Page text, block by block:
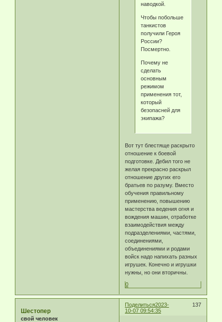
наводкой.
Чтобы побольше
танкистов
получили Героя
России?
Посмертно.
Почему не
сделать
основным
режимом
применения тот,
который
безопасней для
экипажа?
Вот тут блестяще раскрыто
отношение к боевой
подготовке. Дебил того не
желая прекрасно раскрыл
отношение других его
братьев по разуму. Вместо
обучения правильному
применению, повышению
мастерства ведения огня и
вождения машин, отработке
взаимодействия между
подразделениями, частями,
соединениями,
объединениями и родами
войск надо напихать разных
игрушек. Конечно и игрушки
нужны, но они вторичны.
0
Поделиться 137
2023-
10-07 09:54:35
Шестопер
свой человек